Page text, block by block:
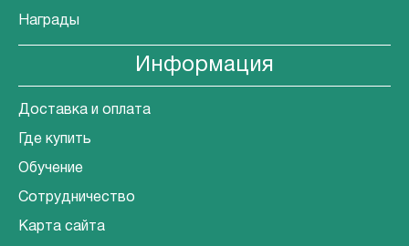
Награды
Информация
Доставка и оплата
Где купить
Обучение
Сотрудничество
Карта сайта